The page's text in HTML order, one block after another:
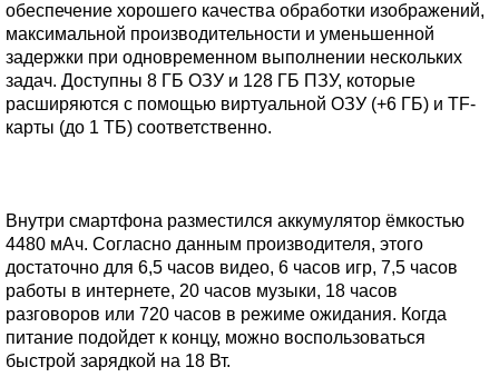
обеспечение хорошего качества обработки изображений,
максимальной производительности и уменьшенной
задержки при одновременном выполнении нескольких
задач. Доступны 8 ГБ ОЗУ и 128 ГБ ПЗУ, которые
расширяются с помощью виртуальной ОЗУ (+6 ГБ) и TF-
карты (до 1 ТБ) соответственно.
Внутри смартфона разместился аккумулятор ёмкостью
4480 мАч. Согласно данным производителя, этого
достаточно для 6,5 часов видео, 6 часов игр, 7,5 часов
работы в интернете, 20 часов музыки, 18 часов
разговоров или 720 часов в режиме ожидания. Когда
питание подойдет к концу, можно воспользоваться
быстрой зарядкой на 18 Вт.